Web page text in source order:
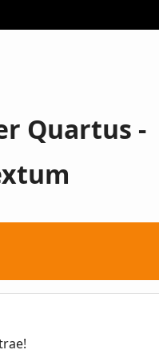
Quartus -